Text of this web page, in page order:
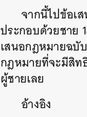
จากนี้ไปข้อเ
ประกอบด้วยชาย
เสนอกฎหมายฉบั
กฎหมายที่จะมีสิท
ผู้ชายเลย
อ้างอิง